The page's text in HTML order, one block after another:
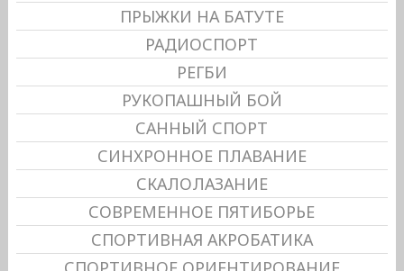
ПРЫЖКИ НА БАТУТЕ
РАДИОСПОРТ
РЕГБИ
РУКОПАШНЫЙ БОЙ
САННЫЙ СПОРТ
СИНХРОННОЕ ПЛАВАНИЕ
СКАЛОЛАЗАНИЕ
СОВРЕМЕННОЕ ПЯТИБОРЬЕ
СПОРТИВНАЯ АКРОБАТИКА